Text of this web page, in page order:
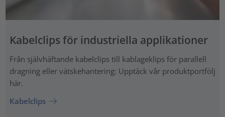
Kabelclips för industriella applikationer
Från självhäftande kabelclips till kablageklips för parallell
dragning eller vätskehantering: Upptäck vår produktportfölj
här.
Kabelclips